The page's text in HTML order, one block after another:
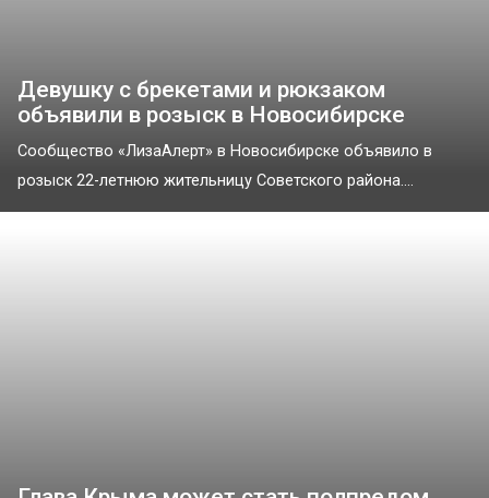
Девушку с брекетами и рюкзаком
объявили в розыск в Новосибирске
Сообщество «ЛизаАлерт» в Новосибирске объявило в
розыск 22-летнюю жительницу Советского района....